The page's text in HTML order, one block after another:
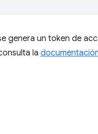
genera un token de
la